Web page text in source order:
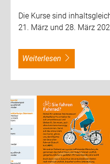
Die Kurse sind
21. März und 28. März
weiterlesen